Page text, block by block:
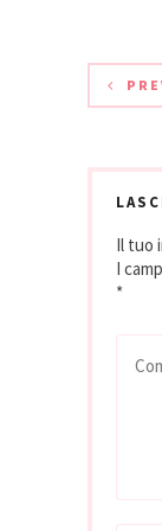
Il tuo
I
*